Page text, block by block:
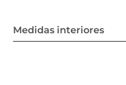
Medidas interiores